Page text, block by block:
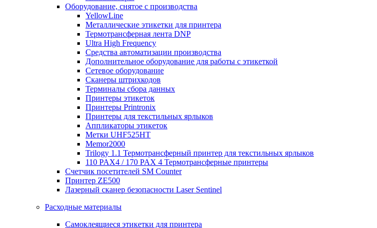
Оборудование, снятое с производства
YellowLine
Металлические этикетки для принтера
Термотрансферная лента DNP
Ultra High Frequency
Средства автоматизации производства
Дополнительное оборудование для работы с этикеткой
Сетевое оборудование
Сканеры штрихкодов
Терминалы сбора данных
Принтеры этикеток
Принтеры Printronix
Принтеры для текстильных ярлыков
Аппликаторы этикеток
Метки UHF525HT
Memor2000
Trilogy 1.1 Термотрансферный принтер для текстильных ярлыков
110 PAX4 / 170 PAX 4 Термотрансферные принтеры
Счетчик посетителей SM Counter
Принтер ZE500
Лазерный сканер безопасности Laser Sentinel
Расходные материалы
Самоклеящиеся этикетки для принтера